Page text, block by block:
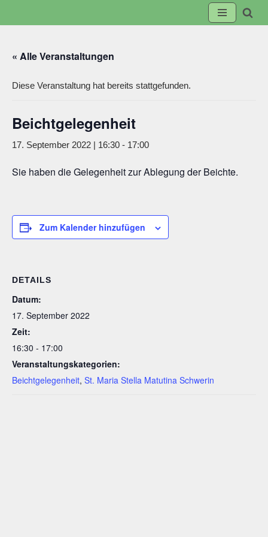
springen
« Alle Veranstaltungen
Diese Veranstaltung hat bereits stattgefunden.
Beichtgelegenheit
17. September 2022 | 16:30 - 17:00
Sie haben die Gelegenheit zur Ablegung der Beichte.
Zum Kalender hinzufügen
DETAILS
Datum:
17. September 2022
Zeit:
16:30 - 17:00
Veranstaltungskategorien:
Beichtgelegenheit, St. Maria Stella Matutina Schwerin